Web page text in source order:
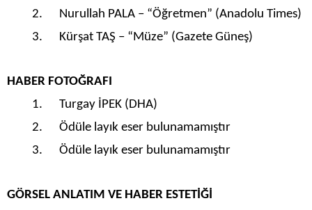
2. Nurullah PALA – “Öğretmen” (Anadolu Times)
3. Kürşat TAŞ – “Müze” (Gazete Güneş)
HABER FOTOĞRAFI
1. Turgay İPEK (DHA)
2. Ödüle layık eser bulunamamıştır
3. Ödüle layık eser bulunamamıştır
GÖRSEL ANLATIM VE HABER ESTETİĞİ